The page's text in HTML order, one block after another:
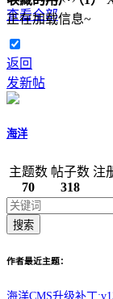
正在加载信息~
查看全部
返回
发新帖
海洋
主题数
70
帖子数
318
注
搜索
作者最近主题：
海洋CMS升级补丁